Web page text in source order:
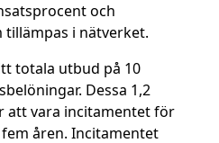
och
i nätverket.
totala utbud på 10
Dessa 1,2
att vara incitamentet för
åren. Incitamentet